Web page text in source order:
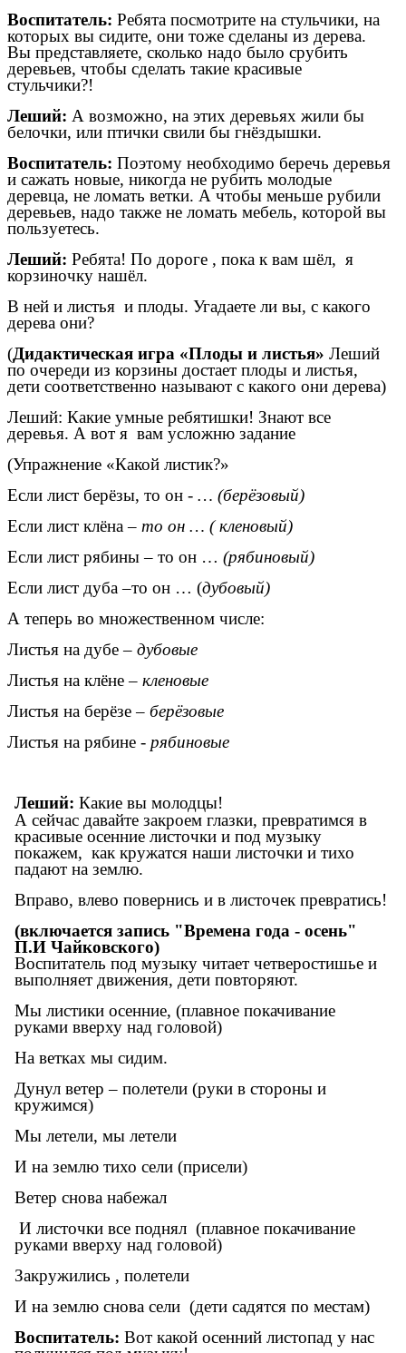
Воспитатель: Ребята посмотрите на стульчики, на
которых вы сидите, они тоже сделаны из дерева.
Вы представляете, сколько надо было срубить
деревьев, чтобы сделать такие красивые
стульчики?!
Леший: А возможно, на этих деревьях жили бы
белочки, или птички свили бы гнёздышки.
Воспитатель: Поэтому необходимо беречь деревья
и сажать новые, никогда не рубить молодые
деревца, не ломать ветки. А чтобы меньше рубили
деревьев, надо также не ломать мебель, которой вы
пользуетесь.
Леший: Ребята! По дороге , пока к вам шёл, я
корзиночку нашёл.
В ней и листья и плоды. Угадаете ли вы, с какого
дерева они?
(Дидактическая игра «Плоды и листья» Леший
по очереди из корзины достает плоды и листья,
дети соответственно называют с какого они дерева)
Леший: Какие умные ребятишки! Знают все
деревья. А вот я вам усложню задание
(Упражнение «Какой листик?»
Если лист берёзы, то он - … (берёзовый)
Если лист клёна– то он … ( кленовый)
Если лист рябины – то он … (рябиновый)
Если лист дуба –то он … (дубовый)
А теперь во множественном числе:
Листья на дубе – дубовые
Листья на клёне – кленовые
Листья на берёзе – берёзовые
Листья на рябине - рябиновые
Леший: Какие вы молодцы!
А сейчас давайте закроем глазки, превратимся в
красивые осенние листочки и под музыку
покажем, как кружатся наши листочки и тихо
падают на землю.
Вправо, влево повернись и в листочек превратись!
(включается запись "Времена года - осень"
П.И Чайковского)
Воспитатель под музыку читает четверостишье и
выполняет движения, дети повторяют.
Мы листики осенние, (плавное покачивание
руками вверху над головой)
На ветках мы сидим.
Дунул ветер – полетели (руки в стороны и
кружимся)
Мы летели, мы летели
И на землю тихо сели (присели)
Ветер снова набежал
И листочки все поднял (плавное покачивание
руками вверху над головой)
Закружились , полетели
И на землю снова сели (дети садятся по местам)
Воспитатель: Вот какой осенний листопад у нас